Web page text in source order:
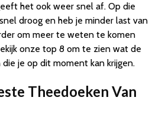
het ook weer snel af. Op die
droog en heb je minder last van
om meer te weten te komen
onze top 8 om te zien wat de
je op dit moment kan krijgen.
Theedoeken Van